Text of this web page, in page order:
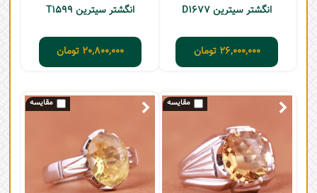
انگشتر سیترین D1677
26,000,000 تومان
انگشتر سیترین T1599
20,800,000 تومان